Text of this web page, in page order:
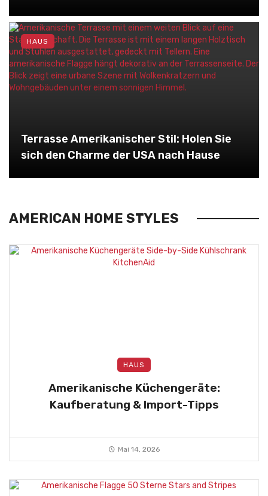
Terrasse Amerikanischer Stil: Holen Sie
sich den Charme der USA nach Hause
HAUS
AMERICAN HOME STYLES
HAUS
Amerikanische Küchengeräte:
Kaufberatung & Import-Tipps
Mai 14, 2026